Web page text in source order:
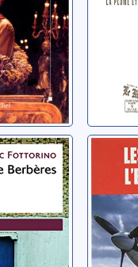
Les
Salini,